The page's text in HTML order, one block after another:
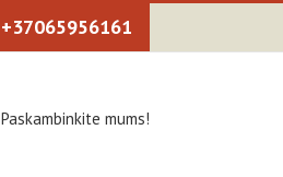
+37065956161
Paskambinkite mums!